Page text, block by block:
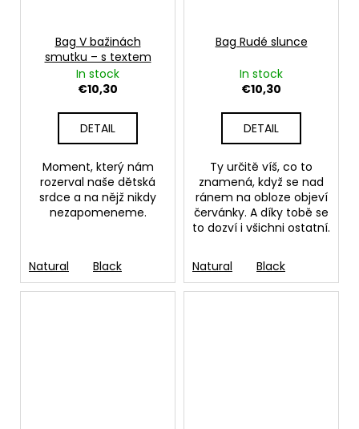
Bag V bažinách
smutku – s textem
In stock
€10,30
DETAIL
Moment, který nám
rozerval naše dětská
srdce a na nějž nikdy
nezapomeneme.
Natural Black
Bag Rudé slunce
In stock
€10,30
DETAIL
Ty určitě víš, co to
znamená, když se nad
ránem na obloze objeví
červánky. A díky tobě se
to dozví i všichni ostatní.
Natural Black